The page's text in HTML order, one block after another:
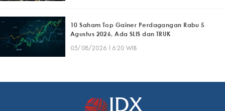
10 Saham Top Gainer Perdagangan Rabu 5
Agustus 2026, Ada SLIS dan TRUK
05/08/2026 16:20 WIB